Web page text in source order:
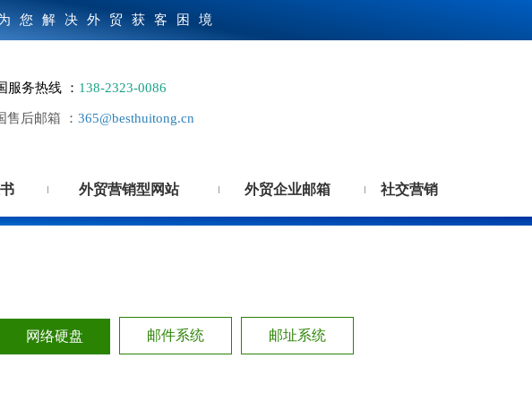
您解决外贸获客困境
服务热线 ： 138-2323-0086
售后邮箱 ： 365@besthuitong.cn
外贸营销型网站 外贸企业邮箱 社交营销
网络硬盘 邮件系统 邮址系统